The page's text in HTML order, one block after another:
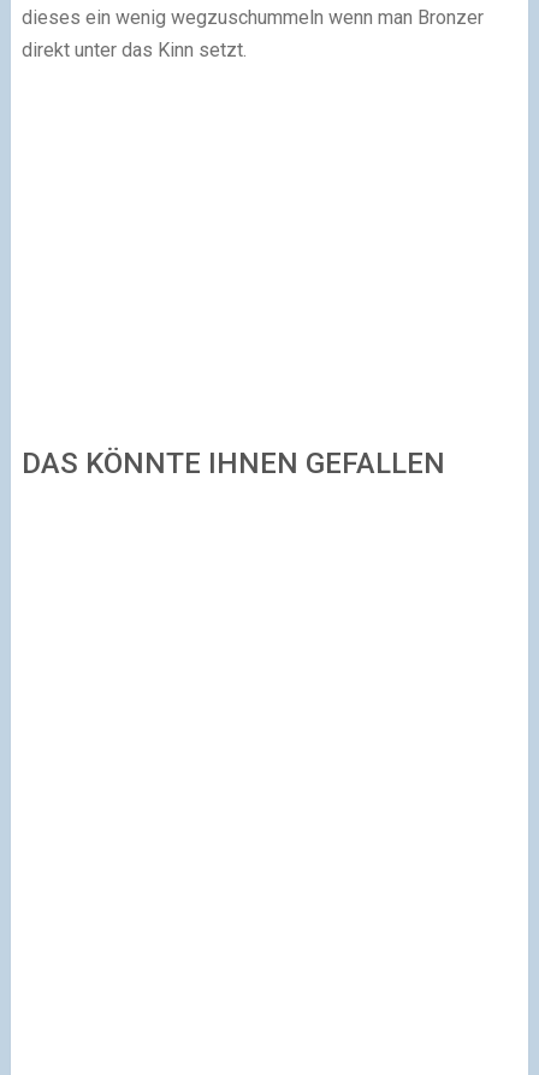
dieses ein wenig wegzuschummeln wenn man Bronzer
direkt unter das Kinn setzt.
DAS KÖNNTE IHNEN GEFALLEN